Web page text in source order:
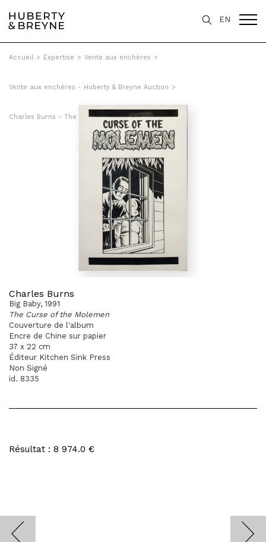
EN
Accueil > Expertise > Vente aux enchères >
Vente aux enchères - Huberty & Breyne Auction >
Charles Burns - The Curse of the Molemen
Charles Burns
Big Baby, 1991
The Curse of the Molemen
Couverture de l'album
Encre de Chine sur papier
37 x 22 cm
Éditeur Kitchen Sink Press
Non Signé
id. 8335
Résultat : 8 974.0 €